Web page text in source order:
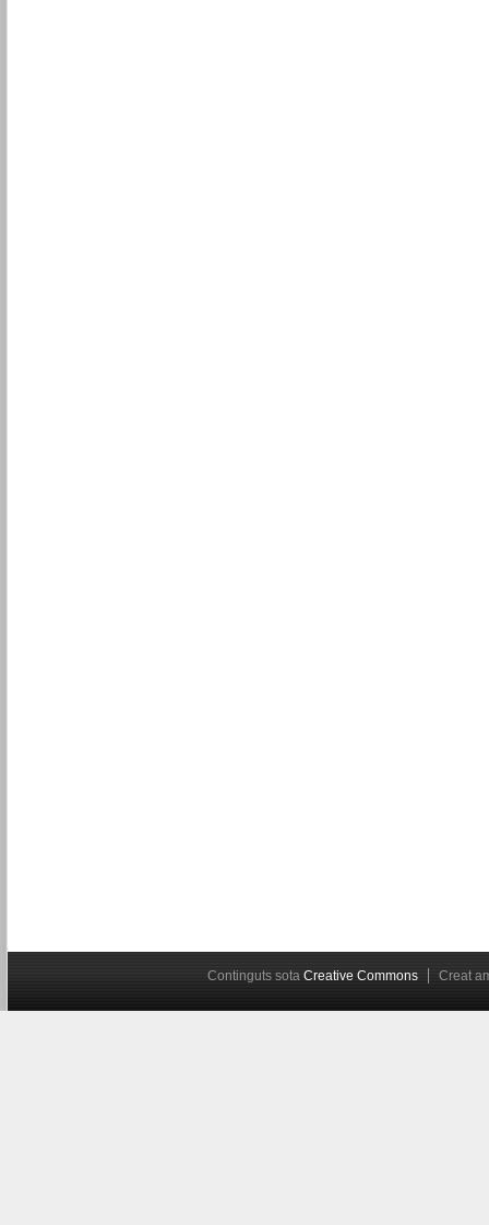
Continguts sota Creative Commons Creat